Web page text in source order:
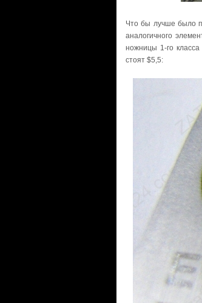
Что бы лучше было
аналогичного
ножницы 1-го
стоят $5,5: